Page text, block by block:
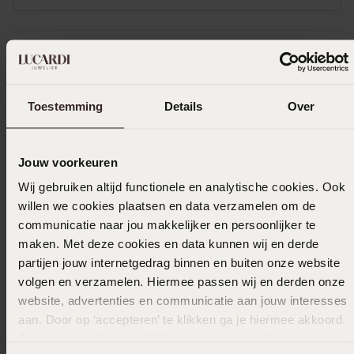
Toestemming Details Over
Jouw voorkeuren
Wij gebruiken altijd functionele en analytische cookies. Ook
willen we cookies plaatsen en data verzamelen om de
communicatie naar jou makkelijker en persoonlijker te
maken. Met deze cookies en data kunnen wij en derde
partijen jouw internetgedrag binnen en buiten onze website
volgen en verzamelen. Hiermee passen wij en derden onze
website, advertenties en communicatie aan jouw interesses
aan. Door op ‘accepteren’ te klikken ga je hiermee akkoord.
Ook leuk voor jou